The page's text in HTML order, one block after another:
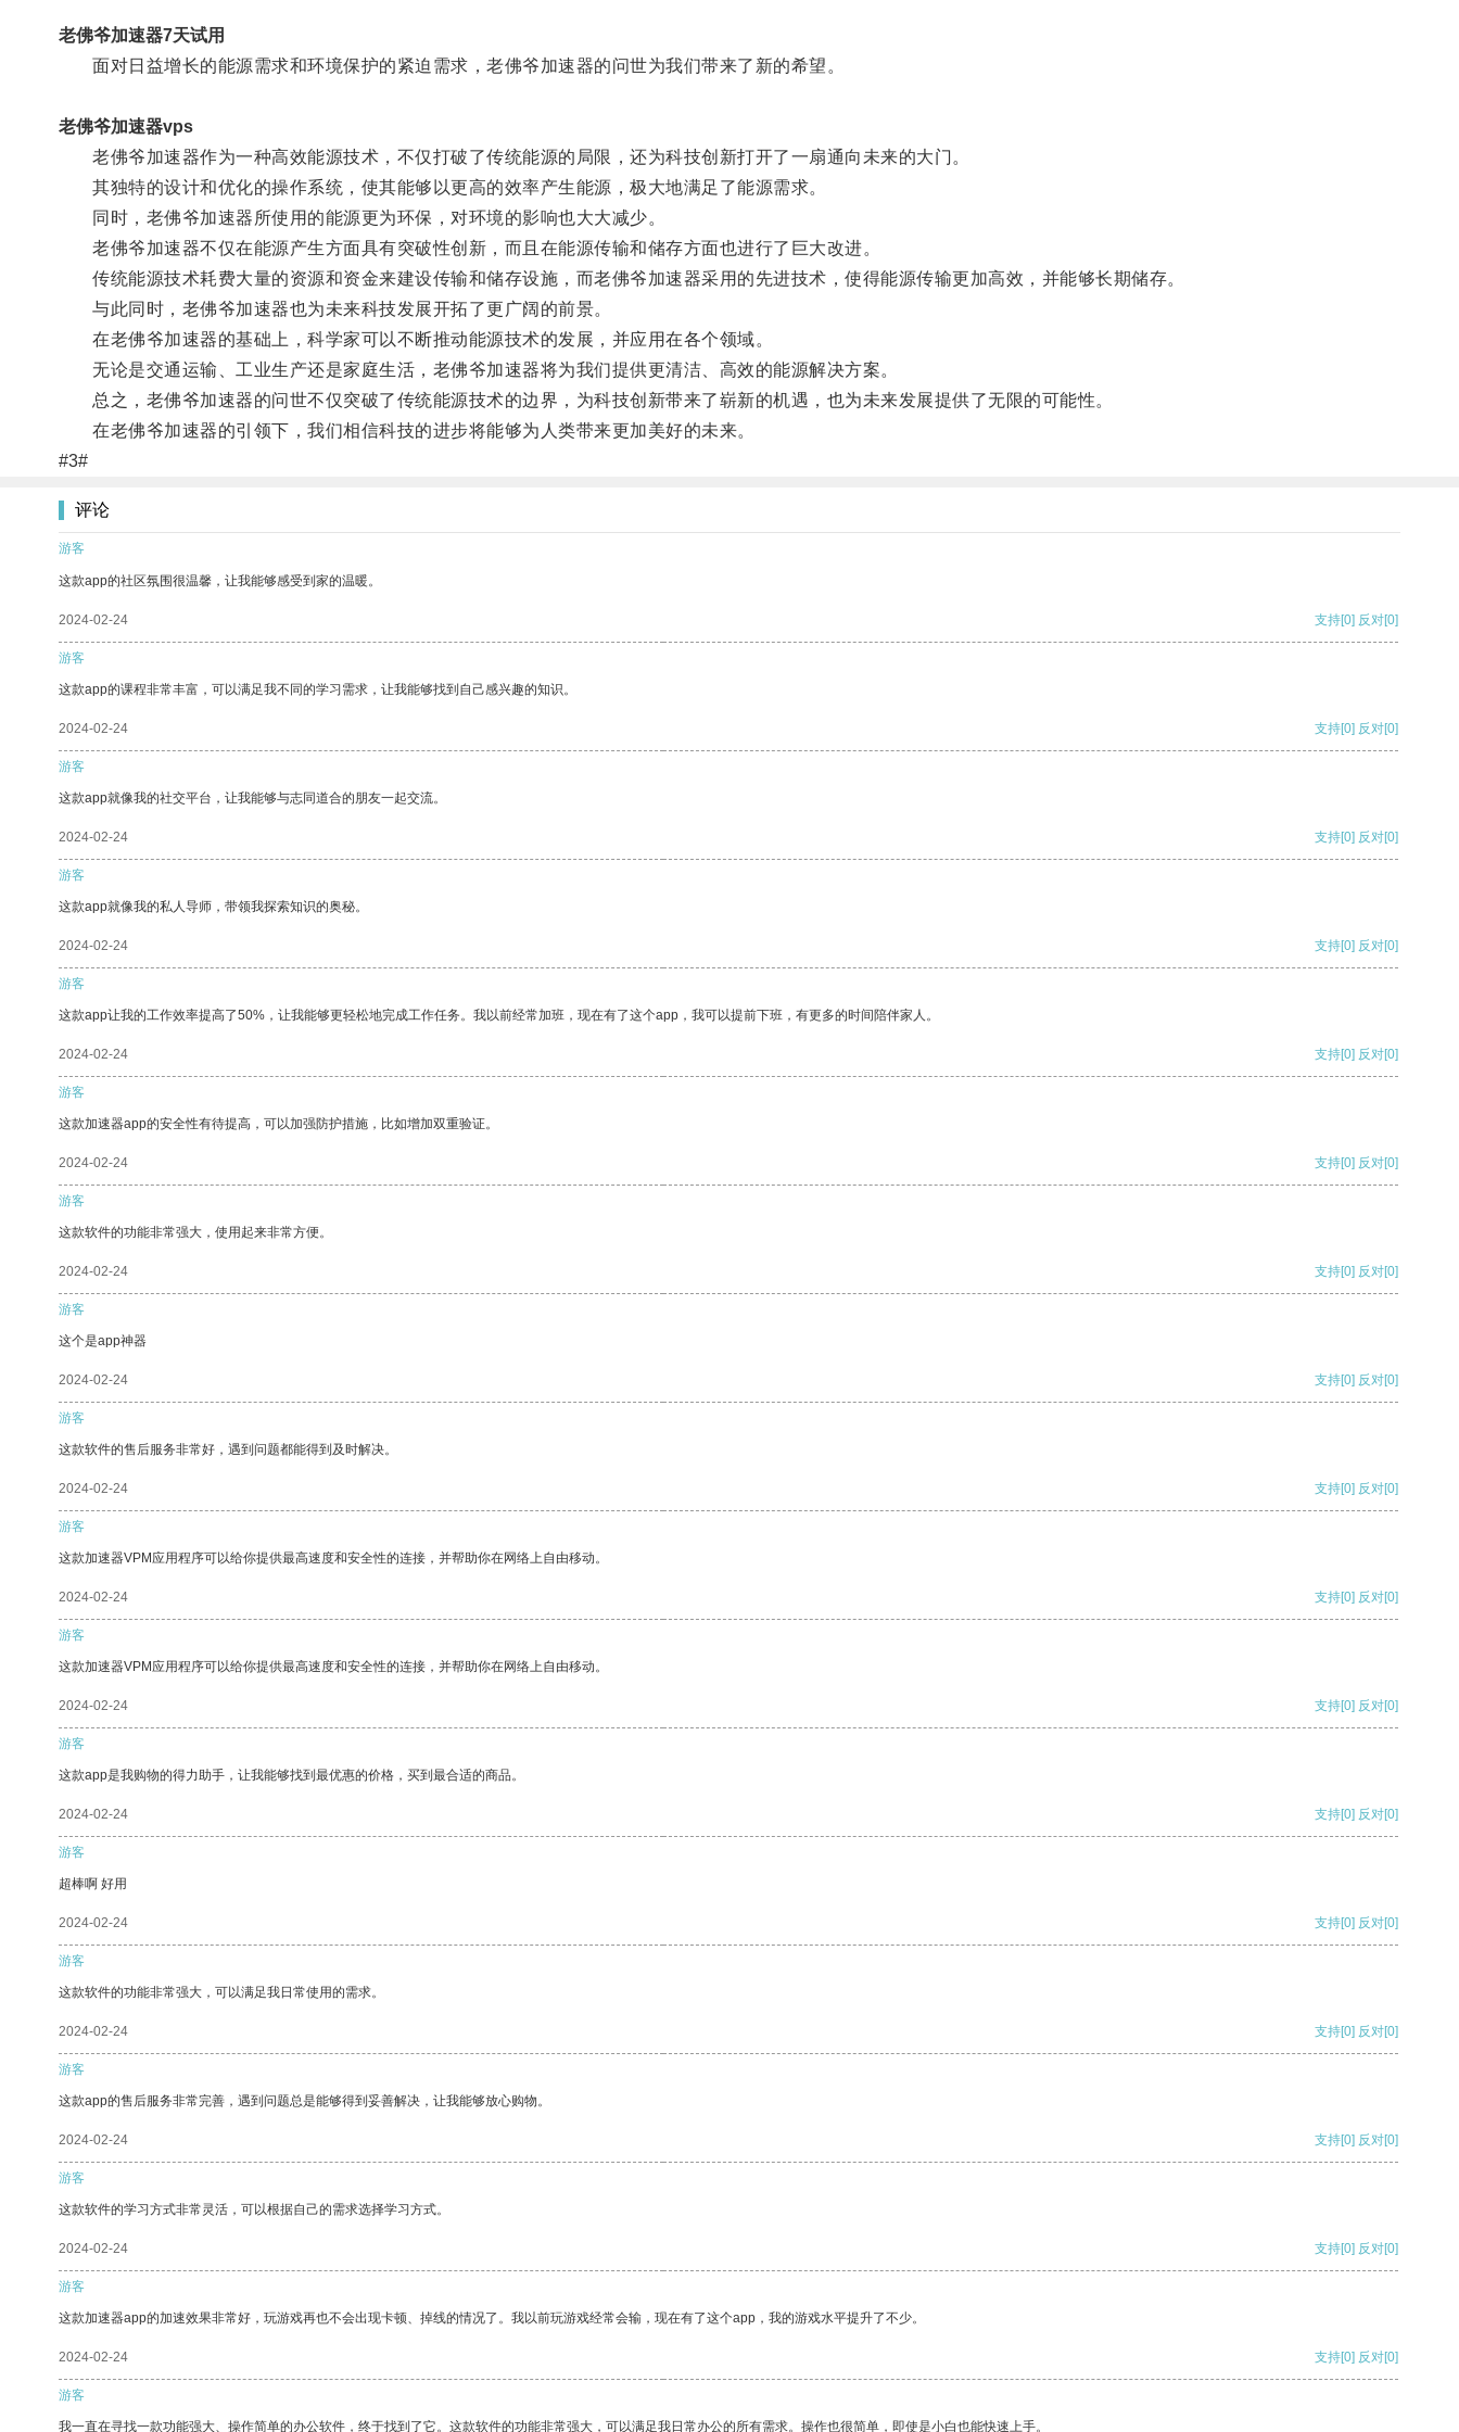
老佛爷加速器7天试用
面对日益增长的能源需求和环境保护的紧迫需求，老佛爷加速器的问世为我们带来了新的希望。
老佛爷加速器vps
老佛爷加速器作为一种高效能源技术，不仅打破了传统能源的局限，还为科技创新打开了一扇通向未来的大门。
其独特的设计和优化的操作系统，使其能够以更高的效率产生能源，极大地满足了能源需求。
同时，老佛爷加速器所使用的能源更为环保，对环境的影响也大大减少。
老佛爷加速器不仅在能源产生方面具有突破性创新，而且在能源传输和储存方面也进行了巨大改进。
传统能源技术耗费大量的资源和资金来建设传输和储存设施，而老佛爷加速器采用的先进技术，使得能源传输更加高效，并能够长期储存。
与此同时，老佛爷加速器也为未来科技发展开拓了更广阔的前景。
在老佛爷加速器的基础上，科学家可以不断推动能源技术的发展，并应用在各个领域。
无论是交通运输、工业生产还是家庭生活，老佛爷加速器将为我们提供更清洁、高效的能源解决方案。
总之，老佛爷加速器的问世不仅突破了传统能源技术的边界，为科技创新带来了崭新的机遇，也为未来发展提供了无限的可能性。
在老佛爷加速器的引领下，我们相信科技的进步将能够为人类带来更加美好的未来。
#3#
评论
游客
这款app的社区氛围很温馨，让我能够感受到家的温暖。
2024-02-24 支持[0] 反对[0]
游客
这款app的课程非常丰富，可以满足我不同的学习需求，让我能够找到自己感兴趣的知识。
2024-02-24 支持[0] 反对[0]
游客
这款app就像我的社交平台，让我能够与志同道合的朋友一起交流。
2024-02-24 支持[0] 反对[0]
游客
这款app就像我的私人导师，带领我探索知识的奥秘。
2024-02-24 支持[0] 反对[0]
游客
这款app让我的工作效率提高了50%，让我能够更轻松地完成工作任务。我以前经常加班，现在有了这个app，我可以提前下班，有更多的时间陪伴家人。
2024-02-24 支持[0] 反对[0]
游客
这款加速器app的安全性有待提高，可以加强防护措施，比如增加双重验证。
2024-02-24 支持[0] 反对[0]
游客
这款软件的功能非常强大，使用起来非常方便。
2024-02-24 支持[0] 反对[0]
游客
这个是app神器
2024-02-24 支持[0] 反对[0]
游客
这款软件的售后服务非常好，遇到问题都能得到及时解决。
2024-02-24 支持[0] 反对[0]
游客
这款加速器VPM应用程序可以给你提供最高速度和安全性的连接，并帮助你在网络上自由移动。
2024-02-24 支持[0] 反对[0]
游客
这款加速器VPM应用程序可以给你提供最高速度和安全性的连接，并帮助你在网络上自由移动。
2024-02-24 支持[0] 反对[0]
游客
这款app是我购物的得力助手，让我能够找到最优惠的价格，买到最合适的商品。
2024-02-24 支持[0] 反对[0]
游客
超棒啊 好用
2024-02-24 支持[0] 反对[0]
游客
这款软件的功能非常强大，可以满足我日常使用的需求。
2024-02-24 支持[0] 反对[0]
游客
这款app的售后服务非常完善，遇到问题总是能够得到妥善解决，让我能够放心购物。
2024-02-24 支持[0] 反对[0]
游客
这款软件的学习方式非常灵活，可以根据自己的需求选择学习方式。
2024-02-24 支持[0] 反对[0]
游客
这款加速器app的加速效果非常好，玩游戏再也不会出现卡顿、掉线的情况了。我以前玩游戏经常会输，现在有了这个app，我的游戏水平提升了不少。
2024-02-24 支持[0] 反对[0]
游客
我一直在寻找一款功能强大、操作简单的办公软件，终于找到了它。这款软件的功能非常强大，可以满足我日常办公的所有需求。操作也很简单，即使是小白也能快速上手。